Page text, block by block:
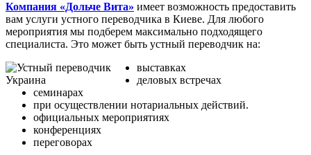
Компания «Дольче Вита» имеет возможность предоставить
вам услуги устного переводчика в Киеве. Для любого
мероприятия мы подберем максимально подходящего
специалиста. Это может быть устный переводчик на:
выставках
деловых встречах
семинарах
при осуществлении нотариальных действий.
официальных мероприятиях
конференциях
переговорах